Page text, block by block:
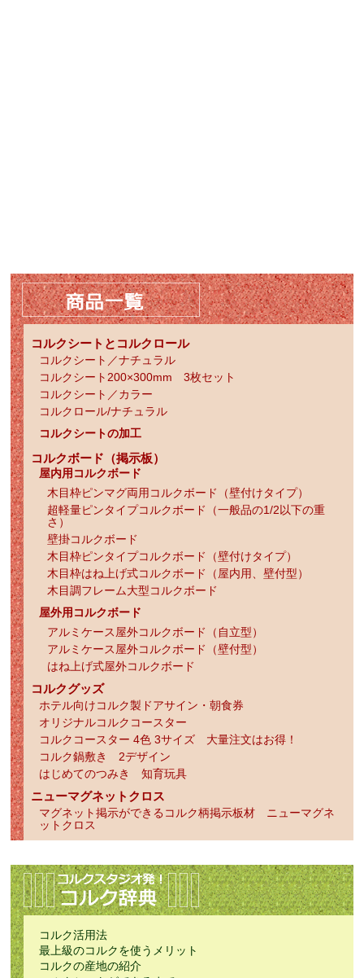
コルクシートとコルクロール
コルクシート／ナチュラル
コルクシート200×300mm 3枚セット
コルクシート／カラー
コルクロール/ナチュラル
コルクシートの加工
コルクボード（掲示板）
屋内用コルクボード
木目枠ピンマグ両用コルクボード（壁付けタイプ）
超軽量ピンタイプコルクボード（一般品の1/2以下の重
さ）
壁掛コルクボード
木目枠ピンタイプコルクボード（壁付けタイプ）
木目枠はね上げ式コルクボード（屋内用、壁付型）
木目調フレーム大型コルクボード
屋外用コルクボード
アルミケース屋外コルクボード（自立型）
アルミケース屋外コルクボード（壁付型）
はね上げ式屋外コルクボード
コルクグッズ
ホテル向けコルク製ドアサイン・朝食券
オリジナルコルクコースター
コルクコースター 4色 3サイズ 大量注文はお得！
コルク鍋敷き 2デザイン
はじめてのつみき 知育玩具
ニューマグネットクロス
マグネット掲示ができるコルク柄掲示板材 ニューマグネ
ットクロス
コルク活用法
最上級のコルクを使うメリット
コルクの産地の紹介